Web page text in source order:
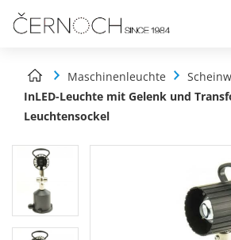
Maschinenleuchte
InLED-Leuchte mit Gelenk und
Leuchtensockel